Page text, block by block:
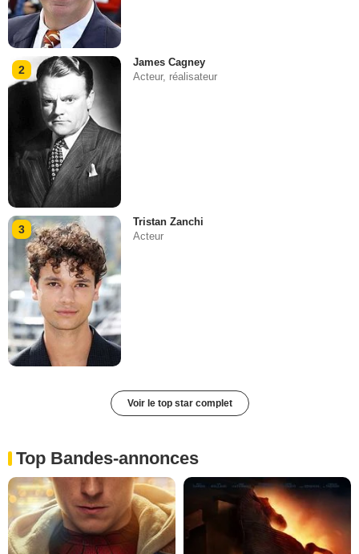
2
James Cagney
Acteur, réalisateur
3
Tristan Zanchi
Acteur
Voir le top star complet
Top Bandes-annonces